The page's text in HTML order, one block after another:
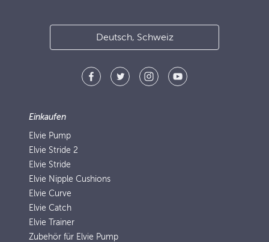
Deutsch, Schweiz
Einkaufen
Elvie Pump
Elvie Stride 2
Elvie Stride
Elvie Nipple Cushions
Elvie Curve
Elvie Catch
Elvie Trainer
Zubehör für Elvie Pump